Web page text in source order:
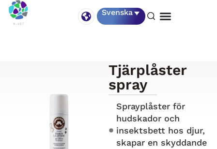
Svenska
Tjärplåster
spray
Sprayplåster för
hudskador och
insektsbett hos djur,
skapar en skyddande